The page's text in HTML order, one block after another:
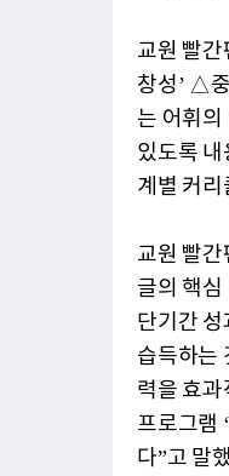
교원 빨
창성’ △
는 어휘의
있도록
계별 커
교원 빨간
글의 핵
단기간
습득하는
력을 효
프로그램
다”고 말